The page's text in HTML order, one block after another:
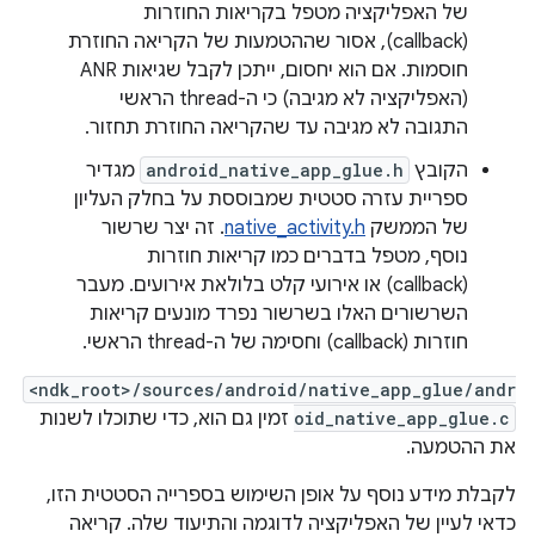
של האפליקציה מטפל בקריאות החוזרות
(callback), אסור שההטמעות של הקריאה החוזרת
חוסמות. אם הוא יחסום, ייתכן לקבל שגיאות ANR
(האפליקציה לא מגיבה) כי ה-thread הראשי
התגובה לא מגיבה עד שהקריאה החוזרת תחזור.
הקובץ android_native_app_glue.h מגדיר
ספריית עזרה סטטית שמבוססת על בחלק העליון
של הממשק native_activity.h. זה יצר שרשור
נוסף, מטפל בדברים כמו קריאות חוזרות
(callback) או אירועי קלט בלולאת אירועים. מעבר
השרשורים האלו בשרשור נפרד מונעים קריאות
חוזרות (callback) וחסימה של ה-thread הראשי.
<ndk_root>/sources/android/native_app_glue/andr
oid_native_app_glue.c זמין גם הוא, כדי שתוכלו לשנות
את ההטמעה.
לקבלת מידע נוסף על אופן השימוש בספרייה הסטטית הזו,
כדאי לעיין של האפליקציה לדוגמה והתיעוד שלה. קריאה